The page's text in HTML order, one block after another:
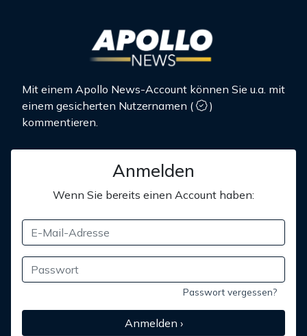
Mit einem Apollo News-Account können Sie u.a. mit
einem gesicherten Nutzernamen (
)
kommentieren.
Anmelden
Wenn Sie bereits einen Account haben:
Passwort vergessen?
Anmelden ›